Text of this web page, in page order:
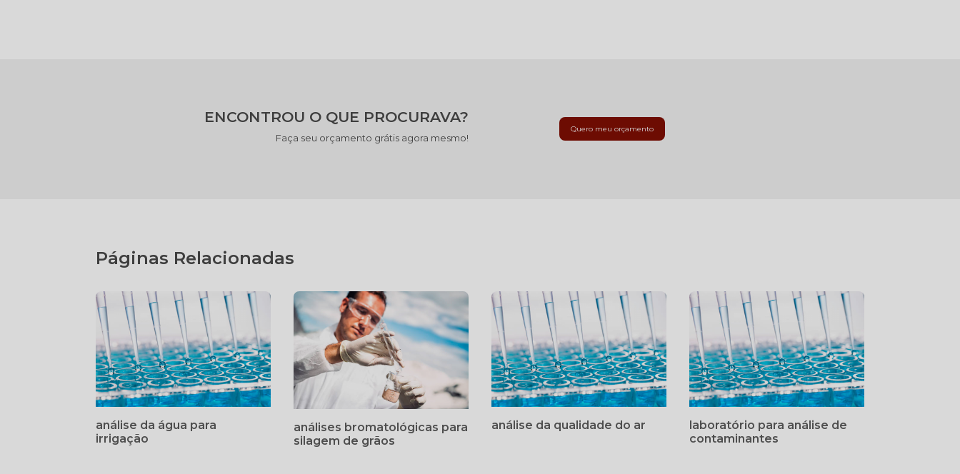
ENCONTROU O QUE PROCURAVA?
Faça seu orçamento grátis agora mesmo!
Quero meu orçamento
Páginas Relacionadas
análise da água para
irrigação
análises bromatológicas para
silagem de grãos
análise da qualidade do ar
laboratório para análise de
contaminantes